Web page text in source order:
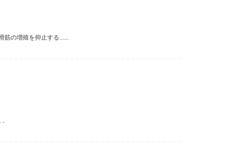
筋の増殖を抑止する......